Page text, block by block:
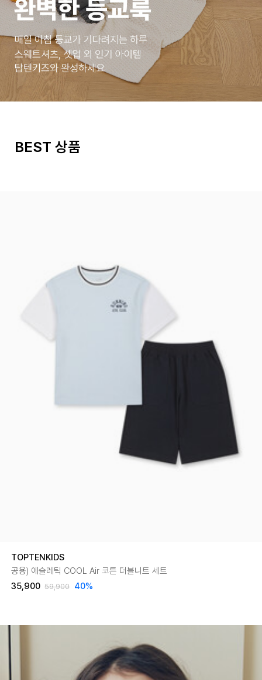
BEST 상품
TOPTENKIDS
공용) 에슬레틱 COOL Air 코튼 더블니트 세트
35,900 59,900 40%